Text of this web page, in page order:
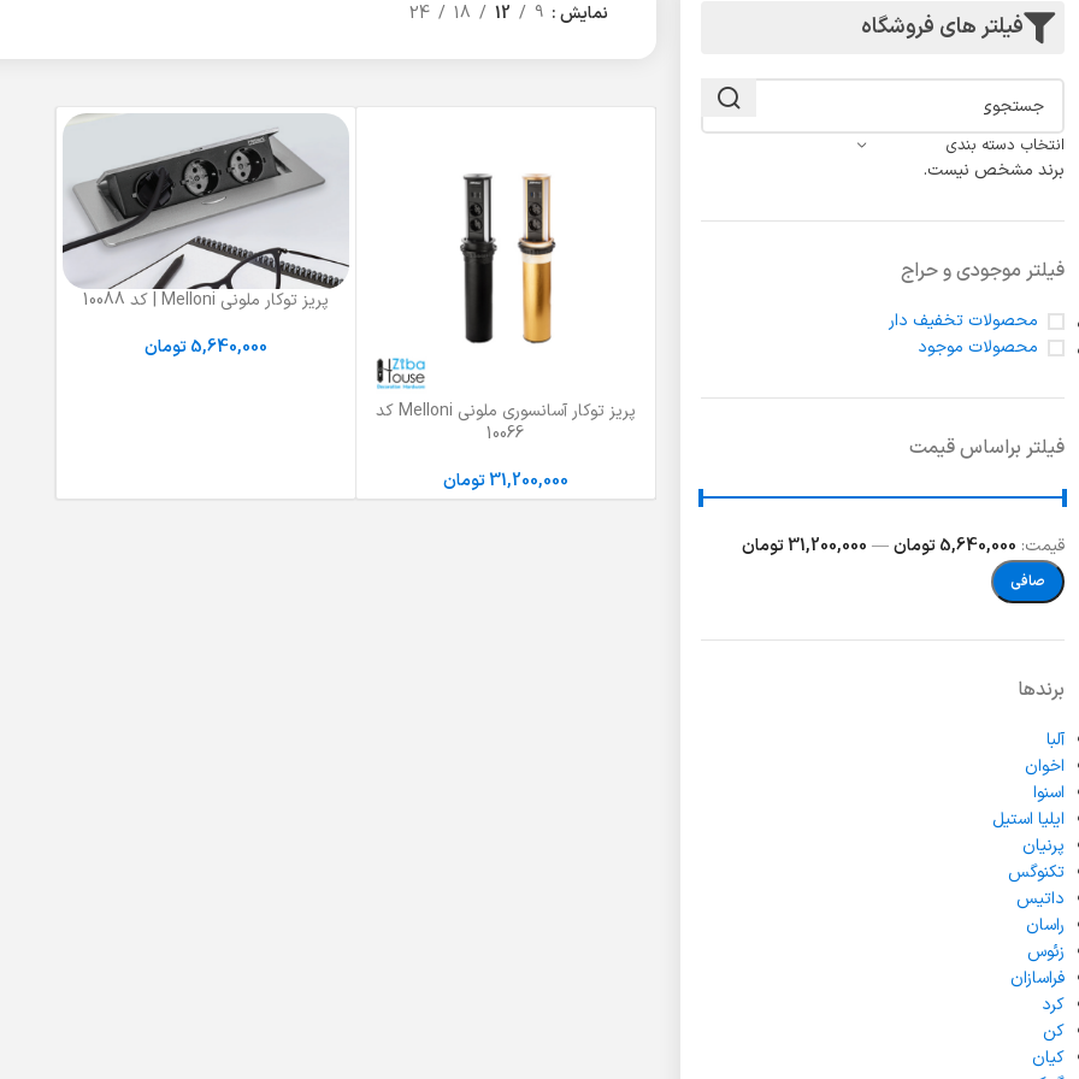
فیلتر های فروشگاه
انتخاب دسته بندی
برند مشخص نیست.
فیلتر موجودی و حراج
محصولات تخفیف دار
محصولات موجود
فیلتر براساس قیمت
صافی
قيمت: 5,640,000 تومان — 31,200,000 تومان
برندها
آلبا
اخوان
اسنوا
ایلیا استیل
پرنیان
تکنوگس
داتیس
راسان
زئوس
فراسازان
کرد
کن
کیان
نمایش 9
12
18
24
انتخاب گزینه ها
پریز توکار آسانسوری ملونی Melloni کد
10066
31,200,000تومان
انتخاب گزینه ها
پریز توکار ملونی Melloni | کد 10088
5,640,000 تومان